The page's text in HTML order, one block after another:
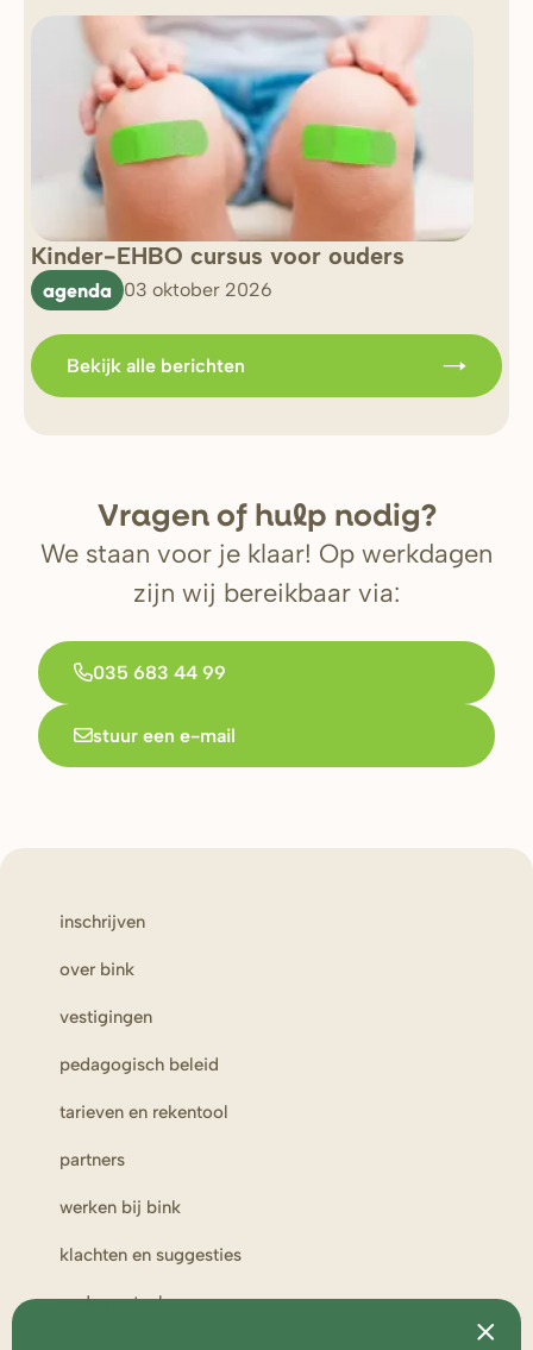
Kinder-EHBO cursus voor ouders
agenda 03 oktober 2026
Bekijk alle berichten
Vragen of hulp nodig?
We staan voor je klaar! Op werkdagen
zijn wij bereikbaar via:
035 683 44 99
stuur een e-mail
inschrijven
over bink
vestigingen
pedagogisch beleid
tarieven en rekentool
partners
werken bij bink
klachten en suggesties
ouderportaal